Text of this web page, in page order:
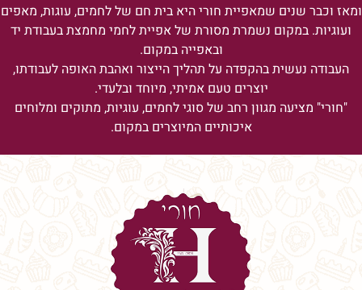
ומאז וכבר שנים שמאפיית חורי היא בית חם של לחמים, עוגות, מאפים
ועוגיות. במקום נשמרת מסורת של אפיית לחמי מחמצת בעבודת יד
ובאפייה במקום.
העבודה נעשית בהקפדה על תהליך הייצור ואהבת האופה לעבודתו,
יוצרים טעם אמיתי, מיוחד ובלעדי.
"חורי" מציעה מגוון רחב של סוגי לחמים, עוגיות, מתוקים ומלוחים
איכותיים המיוצרים במקום.